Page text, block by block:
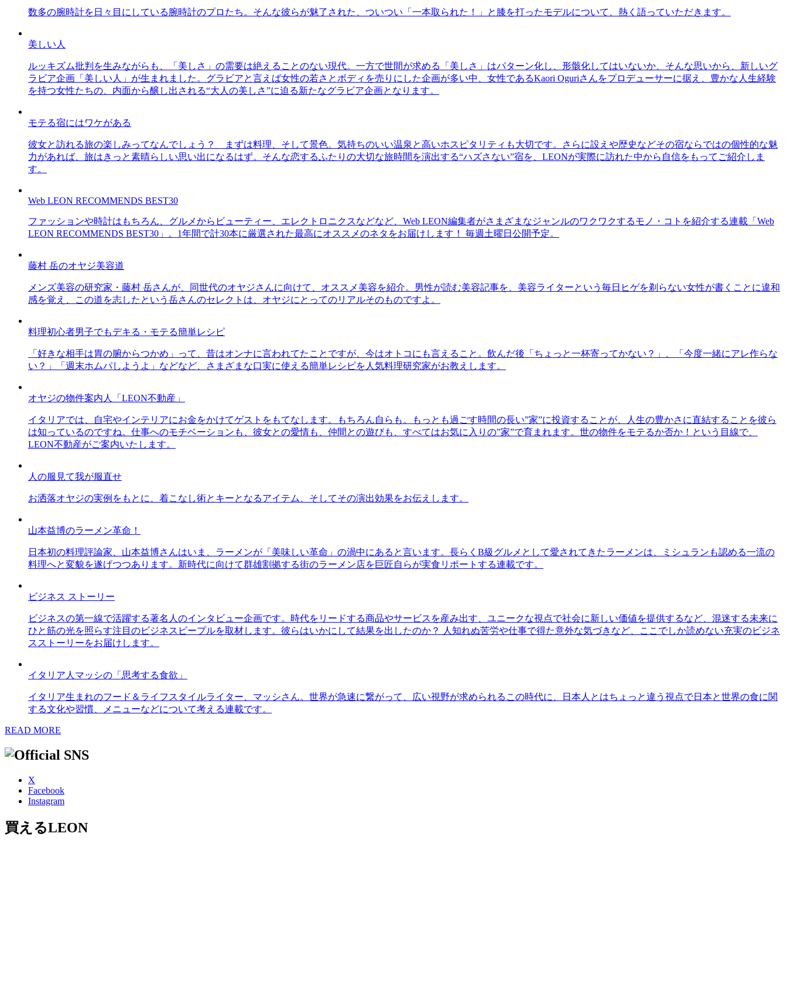
数多の腕時計を日々目にしている腕時計のプロたち。そんな彼らが魅了された、ついつい「一本取られた！」と膝を打ったモデルについて、熱く語っていただきます。
美しい人
ルッキズム批判を生みながらも、「美しさ」の需要は絶えることのない現代。一方で世間が求める「美しさ」はパターン化し、形骸化してはいないか、そんな思いから、新しいグ
ラビア企画「美しい人」が生まれました。グラビアと言えば女性の若さとボディを売りにした企画が多い中、女性であるKaori Oguriさんをプロデューサーに据え、豊かな人生経験
を持つ女性たちの、内面から醸し出される“大人の美しさ”に迫る新たなグラビア企画となります。
モテる宿にはワケがある
彼女と訪れる旅の楽しみってなんでしょう？ まずは料理、そして景色。気持ちのいい温泉と高いホスピタリティも大切です。さらに設えや歴史などその宿ならではの個性的な魅
力があれば、旅はきっと素晴らしい思い出になるはず。そんな恋するふたりの大切な旅時間を演出する“ハズさない”宿を、LEONが実際に訪れた中から自信をもってご紹介しま
す。
Web LEON RECOMMENDS BEST30
ファッションや時計はもちろん、グルメからビューティー、エレクトロニクスなどなど、Web LEON編集者がさまざまなジャンルのワクワクするモノ・コトを紹介する連載「Web
LEON RECOMMENDS BEST30」。1年間で計30本に厳選された最高にオススメのネタをお届けします！ 毎週土曜日公開予定。
藤村 岳のオヤジ美容道
メンズ美容の研究家・藤村 岳さんが、同世代のオヤジさんに向けて、オススメ美容を紹介。男性が読む美容記事を、美容ライターという毎日ヒゲを剃らない女性が書くことに違和
感を覚え、この道を志したという岳さんのセレクトは、オヤジにとってのリアルそのものですよ。
料理初心者男子でもデキる・モテる簡単レシピ
「好きな相手は胃の腑からつかめ」って、昔はオンナに言われてたことですが、今はオトコにも言えること。飲んだ後「ちょっと一杯寄ってかない？」、「今度一緒にアレ作らな
い？」「週末ホムパしようよ」などなど、さまざまな口実に使える簡単レシピを人気料理研究家がお教えします。
オヤジの物件案内人「LEON不動産」
イタリアでは、自宅やインテリアにお金をかけてゲストをもてなします。もちろん自らも。もっとも過ごす時間の長い”家”に投資することが、人生の豊かさに直結することを彼ら
は知っているのですね。仕事へのモチベーションも、彼女との愛情も、仲間との遊びも、すべてはお気に入りの”家”で育まれます。世の物件をモテるか否か！という目線で、
LEON不動産がご案内いたします。
人の服見て我が服直せ
お洒落オヤジの実例をもとに、着こなし術とキーとなるアイテム、そしてその演出効果をお伝えします。
山本益博のラーメン革命！
日本初の料理評論家、山本益博さんはいま、ラーメンが「美味しい革命」の渦中にあると言います。長らくB級グルメとして愛されてきたラーメンは、ミシュランも認める一流の
料理へと変貌を遂げつつあります。新時代に向けて群雄割拠する街のラーメン店を巨匠自らが実食リポートする連載です。
ビジネス ストーリー
ビジネスの第一線で活躍する著名人のインタビュー企画です。時代をリードする商品やサービスを産み出す、ユニークな視点で社会に新しい価値を提供するなど、混迷する未来に
ひと筋の光を照らす注目のビジネスピープルを取材します。彼らはいかにして結果を出したのか？ 人知れぬ苦労や仕事で得た意外な気づきなど、ここでしか読めない充実のビジネ
スストーリーをお届けします。
イタリア人マッシの「思考する食欲」
イタリア生まれのフード＆ライフスタイルライター、マッシさん。世界が急速に繋がって、広い視野が求められるこの時代に、日本人とはちょっと違う視点で日本と世界の食に関
する文化や習慣、メニューなどについて考える連載です。
READ MORE
X
Facebook
Instagram
買えるLEON